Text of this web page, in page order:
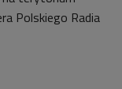
Polskiego Radia